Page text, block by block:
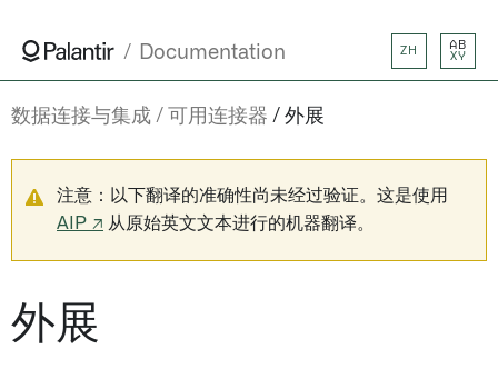
Documentation ZH
AB
XY
数据连接与集成 可用连接器 外展
注意：以下翻译的准确性尚未经过验证。这是使用
AIP ↗ 从原始英文文本进行的机器翻译。
外展